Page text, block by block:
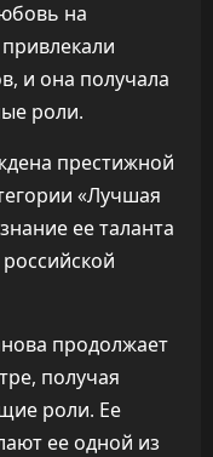
на
и она получала
роли.
престижной
«Лучшая
ее таланта
продолжает
получая
роли. Ее
ее одной из